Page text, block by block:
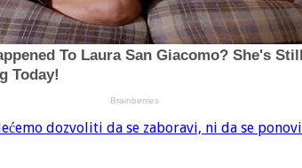
dozvoliti da se zaboravi, ni da se ponovi